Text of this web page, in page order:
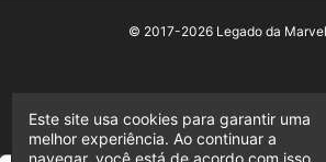
© 2017-2026 Legado da
Este site usa cookies para garantir uma
melhor experiência. Ao continuar a
navegar, você está de acordo com isso.